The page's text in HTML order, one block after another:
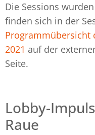
Die Sessions
finden sich in der
Programmübersicht
2021 auf der
Seite.
Lobby-
Raue